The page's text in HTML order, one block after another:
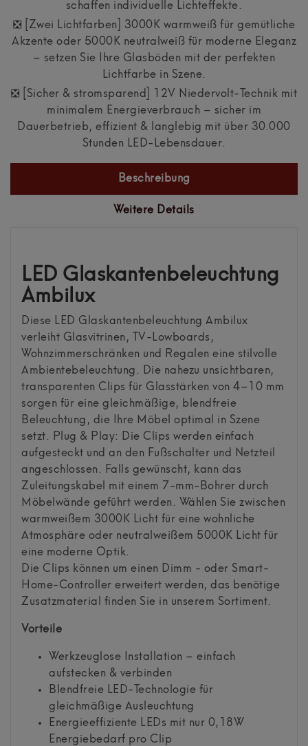
schaffen individuelle Lichteffekte.
❎ [Zwei Lichtfarben] 3000K warmweiß für gemütliche
Akzente oder 5000K neutralweiß für moderne Eleganz
– setzen Sie Ihre Glasböden mit der perfekten
Lichtfarbe in Szene.
❎ [Sicher & stromsparend] 12V Niedervolt-Technik mit
minimalem Energieverbrauch – sicher im
Dauerbetrieb, effizient & langlebig mit über 30.000
Stunden LED-Lebensdauer.
Beschreibung
Weitere Details
LED Glaskantenbeleuchtung
Ambilux
Diese LED Glaskantenbeleuchtung Ambilux
verleiht Glasvitrinen, TV-Lowboards,
Wohnzimmerschränken und Regalen eine stilvolle
Ambientebeleuchtung. Die nahezu unsichtbaren,
transparenten Clips für Glasstärken von 4–10 mm
sorgen für eine gleichmäßige, blendfreie
Beleuchtung, die Ihre Möbel optimal in Szene
setzt. Plug & Play: Die Clips werden einfach
aufgesteckt und an den Fußschalter und Netzteil
angeschlossen. Falls gewünscht, kann das
Zuleitungskabel mit einem 7-mm-Bohrer durch
Möbelwände geführt werden. Wählen Sie zwischen
warmweißem 3000K Licht für eine wohnliche
Atmosphäre oder neutralweißem 5000K Licht für
eine moderne Optik.
Die Clips können um einen Dimm - oder Smart-
Home-Controller erweitert werden, das benötige
Zusatzmaterial finden Sie in unserem Sortiment.
Vorteile
Werkzeuglose Installation – einfach
aufstecken & verbinden
Blendfreie LED-Technologie für
gleichmäßige Ausleuchtung
Energieeffiziente LEDs mit nur 0,18W
Energiebedarf pro Clip